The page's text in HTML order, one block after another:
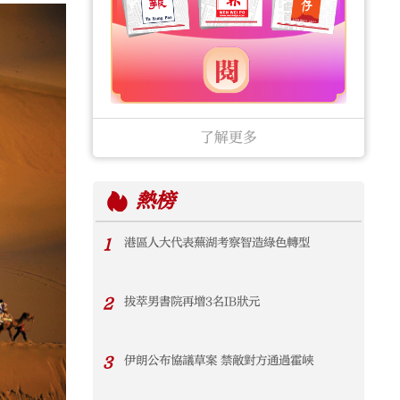
了解更多
熱榜
1 港區人大代表蕪湖考察智造綠色轉型
2 拔萃男書院再增3名IB狀元
3 伊朗公布協議草案 禁敵對方通過霍峽